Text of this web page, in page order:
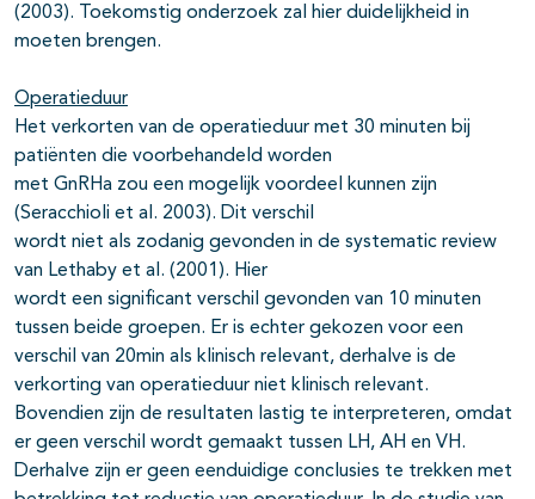
(2003). Toekomstig onderzoek zal hier duidelijkheid in
moeten brengen.
Operatieduur
Het verkorten van de operatieduur met 30 minuten bij
patiënten die voorbehandeld worden
met GnRHa zou een mogelijk voordeel kunnen zijn
(Seracchioli et al. 2003). Dit verschil
wordt niet als zodanig gevonden in de systematic review
van Lethaby et al. (2001). Hier
wordt een significant verschil gevonden van 10 minuten
tussen beide groepen. Er is echter gekozen voor een
verschil van 20min als klinisch relevant, derhalve is de
verkorting van operatieduur niet klinisch relevant.
Bovendien zijn de resultaten lastig te interpreteren, omdat
er geen verschil wordt gemaakt tussen LH, AH en VH.
Derhalve zijn er geen eenduidige conclusies te trekken met